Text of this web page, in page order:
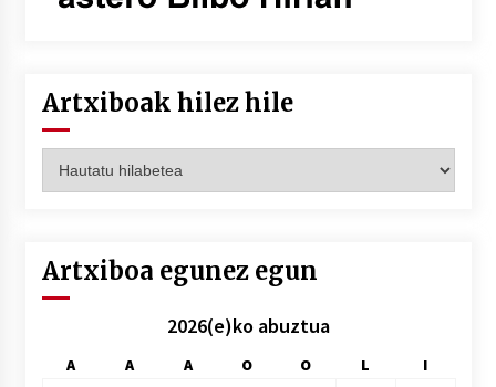
Artxiboak hilez hile
hilez
Artxiboa egunez egun
2026(e)ko abuztua
A A A O O L
I